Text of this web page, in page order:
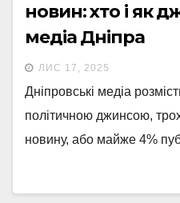
новин: хто і як
медіа Дніпра
ЛИС 17, 2025
Дніпровські медіа
політичною джинсою,
новину, або майже 4%